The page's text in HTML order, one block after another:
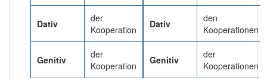
Dativ
der
Kooperation
Genitiv
der
Kooperation
Dativ
den
Kooperationen
Genitiv
der
Kooperationen